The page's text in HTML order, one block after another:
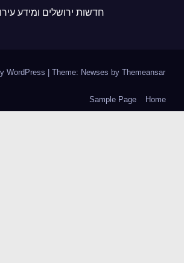
חדשות ירושלים ומידע עירוני
by WordPress|Theme: Newses byThemeansar
Home
Sample Page